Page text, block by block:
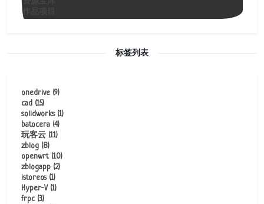
作品项目
标签列表
onedrive(9)
cad (15)
solidworks(1)
batocera (4)
玩客云 (11)
zblog (8)
openwrt(10)
zblogapp (2)
istoreos(1)
Hyper-V (1)
frpc(3)